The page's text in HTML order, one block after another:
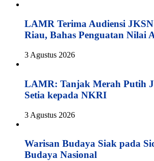
LAMR Terima Audiensi
Riau, Bahas Penguatan Nilai
3 Agustus 2026
LAMR: Tanjak Merah Putih
Setia kepada NKRI
3 Agustus 2026
Warisan Budaya Siak pada
Budaya Nasional